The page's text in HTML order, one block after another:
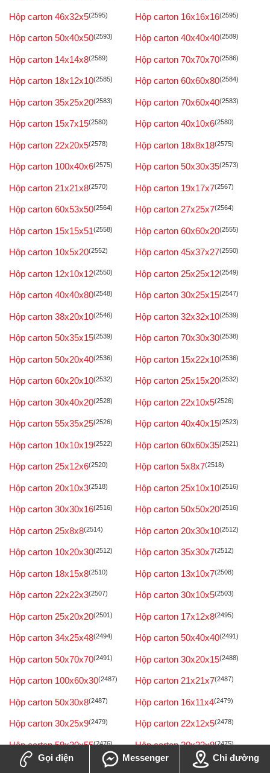
Hộp carton 46x32x5(2595) Hộp carton 16x16x16(2595)
Hộp carton 50x40x50(2593) Hộp carton 40x40x40(2589)
Hộp carton 14x14x8(2589) Hộp carton 70x70x70(2586)
Hộp carton 18x12x10(2585) Hộp carton 60x60x80(2584)
Hộp carton 35x25x20(2583) Hộp carton 70x60x40(2583)
Hộp carton 15x7x15(2580) Hộp carton 40x10x6(2580)
Hộp carton 22x20x5(2578) Hộp carton 18x8x18(2575)
Hộp carton 100x40x6(2575) Hộp carton 50x30x35(2573)
Hộp carton 21x21x8(2570) Hộp carton 19x17x7(2567)
Hộp carton 60x53x50(2564) Hộp carton 27x25x7(2564)
Hộp carton 15x15x51(2558) Hộp carton 60x60x20(2555)
Hộp carton 10x5x20(2552) Hộp carton 45x37x27(2550)
Hộp carton 12x10x12(2550) Hộp carton 25x25x12(2549)
Hộp carton 40x40x80(2548) Hộp carton 30x25x15(2547)
Hộp carton 38x20x10(2546) Hộp carton 32x32x10(2539)
Hộp carton 50x35x15(2539) Hộp carton 70x30x30(2538)
Hộp carton 50x20x40(2536) Hộp carton 15x22x10(2536)
Hộp carton 60x20x10(2532) Hộp carton 25x15x20(2532)
Hộp carton 30x40x20(2528) Hộp carton 22x10x5(2526)
Hộp carton 55x35x25(2526) Hộp carton 40x40x15(2523)
Hộp carton 10x10x19(2522) Hộp carton 60x60x35(2521)
Hộp carton 25x12x6(2520) Hộp carton 5x8x7(2518)
Hộp carton 20x10x3(2518) Hộp carton 25x10x10(2516)
Hộp carton 30x30x16(2516) Hộp carton 50x50x20(2516)
Hộp carton 25x8x8(2514) Hộp carton 20x30x10(2512)
Hộp carton 10x20x30(2512) Hộp carton 35x30x7(2512)
Hộp carton 18x15x8(2510) Hộp carton 13x10x7(2508)
Hộp carton 22x22x3(2507) Hộp carton 30x10x5(2503)
Hộp carton 25x20x20(2501) Hộp carton 17x12x8(2495)
Hộp carton 34x25x48(2494) Hộp carton 50x40x40(2491)
Hộp carton 50x70x70(2491) Hộp carton 30x20x15(2488)
Hộp carton 100x60x30(2487) Hộp carton 21x21x7(2487)
Hộp carton 50x30x8(2487) Hộp carton 16x11x4(2479)
Hộp carton 30x25x9(2479) Hộp carton 22x12x5(2478)
Hộp carton 59x30x55(2476) Hộp carton 30x22x8(2475)
Hộp carton 20x15x12 (2474) Hộp carton 8x10x20
Gọi điện Messenger Chỉ đường